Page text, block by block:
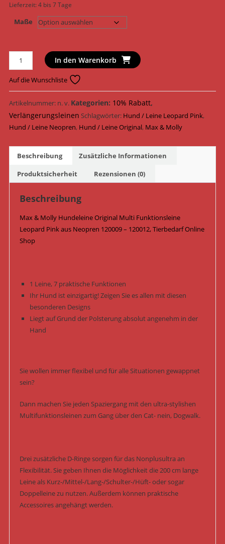
Lieferzeit:4 bis 7 Tage
Maße
Max
&
Molly
Hundeleine
Original
Multi
Funktionsleine
120009
120012
/
Leopard
Menge
In den Warenkorb
Auf die Wunschliste
Artikelnummer: n. v. Kategorien: 10% Rabatt,
Verlängerungsleinen Schlagwörter: Hund / Leine Leopard Pink,
Hund / Leine Neopren, Hund / Leine Original, Max & Molly
Beschreibung
Zusätzliche Informationen
Produktsicherheit
Rezensionen (0)
Beschreibung
Max & Molly Hundeleine Original Multi Funktionsleine
Leopard Pink aus Neopren 120009 – 120012, Tierbedarf Online
Shop
1 Leine, 7 praktische Funktionen
Ihr Hund ist einzigartig! Zeigen Sie es allen mit diesen
besonderen Designs
Liegt auf Grund der Polsterung absolut angenehm in der
Hand
Sie wollen immer flexibel und für alle Situationen gewappnet
sein?
Dann machen Sie jeden Spaziergang mit den ultra-stylishen
Multifunktionsleinen zum Gang über den Cat- nein, Dogwalk.
Drei zusätzliche D-Ringe sorgen für das Nonplusultra an
Flexibilität. Sie geben Ihnen die Möglichkeit die 200 cm lange
Leine als Kurz-/Mittel-/Lang-/Schulter-/Hüft- oder sogar
Doppelleine zu nutzen. Außerdem können praktische
Accessoires angehängt werden.